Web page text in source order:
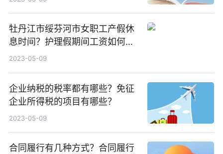
牡丹江市绥芬河市女职工产假休
息时间？护理假期间工资如何发
放？
2023-05-09
企业纳税的税率都有哪些？免征
企业所得税的项目有哪些？
2023-05-09
合同履行有几种方式？合同履行